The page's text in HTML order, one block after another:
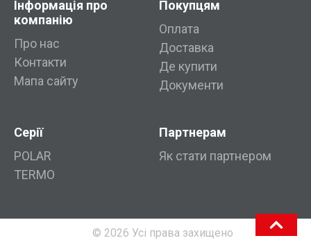
Інформація про
компанію
Про нас
Контакти
Мапа сайту
Покупцям
Оплата
Доставка
Де купити
Документи
Серії
POLAR
TERMO
Партнерам
Як стати партнером
© 2026 Усі права захищено